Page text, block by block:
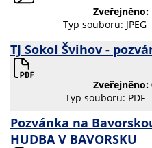
Zveřejněno:
Typ souboru: JPEG
TJ Sokol Švihov -
Zveřejněno:
Typ souboru: PDF
Pozvánka na
HUDBA V BAVORSKU